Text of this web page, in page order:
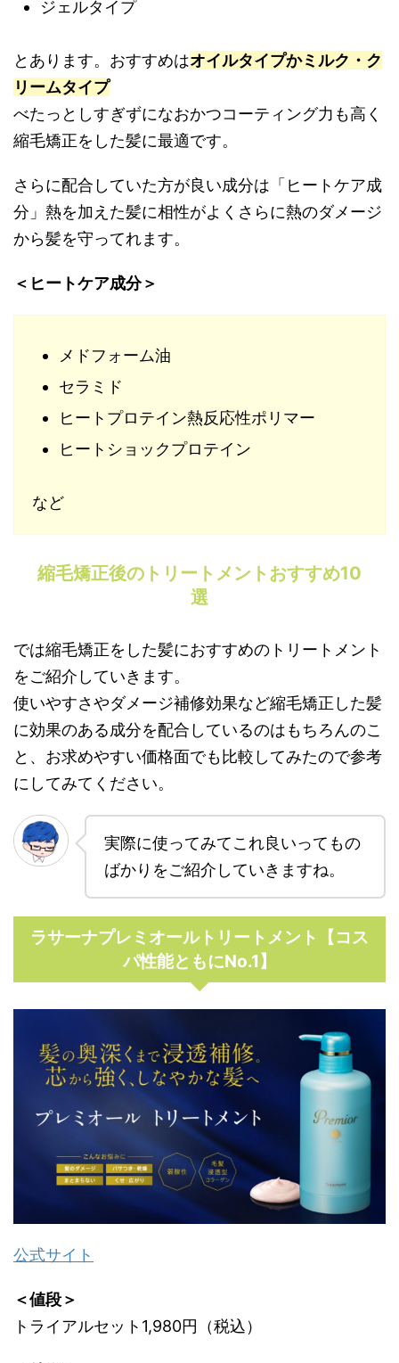
ジェルタイプ
とあります。おすすめはオイルタイプかミルク・ク
リームタイプ
べたっとしすぎずになおかつコーティング力も高く
縮毛矯正をした髪に最適です。
さらに配合していた方が良い成分は「ヒートケア成
分」熱を加えた髪に相性がよくさらに熱のダメージ
から髪を守ってれます。
＜ヒートケア成分＞
メドフォーム油
セラミド
ヒートプロテイン熱反応性ポリマー
ヒートショックプロテイン
など
縮毛矯正後のトリートメントおすすめ10
選
では縮毛矯正をした髪におすすめのトリートメント
をご紹介していきます。
使いやすさやダメージ補修効果など縮毛矯正した髪
に効果のある成分を配合しているのはもちろんのこ
と、お求めやすい価格面でも比較してみたので参考
にしてみてください。
実際に使ってみてこれ良いってもの
ばかりをご紹介していきますね。
ラサーナプレミオールトリートメント【コス
パ性能ともにNo.1】
公式サイト
＜値段＞
トライアルセット1,980円（税込）